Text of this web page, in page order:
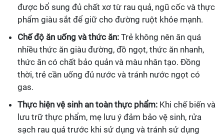
được bổ sung đủ chất xơ từ rau quả, ngũ cốc và thực
phẩm giàu sắt để giữ cho đường ruột khỏe mạnh.
Chế độ ăn uống và thức ăn: Trẻ không nên ăn quá
nhiều thức ăn giàu đường, đồ ngọt, thức ăn nhanh,
thức ăn có chất bảo quản và màu nhân tạo. Đồng
thời, trẻ cần uống đủ nước và tránh nước ngọt có
gas.
Thực hiện vệ sinh an toàn thực phẩm: Khi chế biến và
lưu trữ thực phẩm, mẹ lưu ý đảm bảo vệ sinh, rửa
sạch rau quả trước khi sử dụng và tránh sử dụng